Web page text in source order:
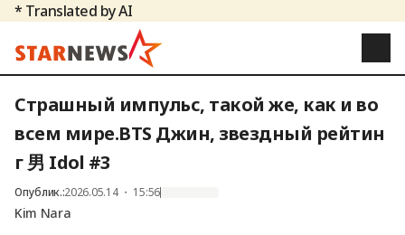
* Translated by AI
Страшный импульс, такой же, как и во
всем мире.BTS Джин, звездный рейтин
г 男 Idol #3
Опублик.:2026.05.14 ・ 15:56
Kim Nara